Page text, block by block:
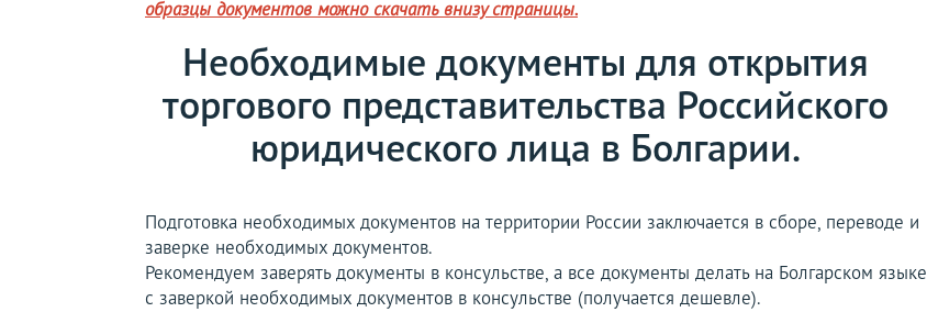
образцы документов можно скачать внизу страницы.
Необходимые документы для открытия
торгового представительства Российского
юридического лица в Болгарии.
Подготовка необходимых документов на территории России заключается в сборе, переводе и
заверке необходимых документов.
Рекомендуем заверять документы в консульстве, а все документы делать на Болгарском языке
с заверкой необходимых документов в консульстве (получается дешевле).